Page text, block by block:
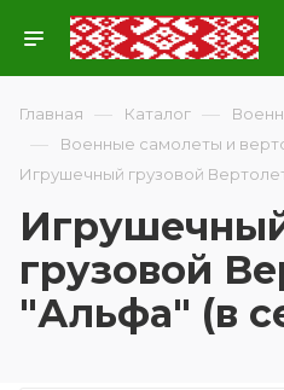
Главная — Каталог —
— Военные самолеты и
Игрушечный грузовой
грузовой
"Альфа" (в